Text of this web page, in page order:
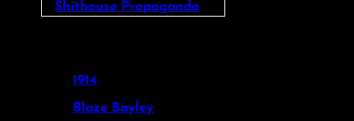
Shithouse Propaganda
1914
Blaze Bayley